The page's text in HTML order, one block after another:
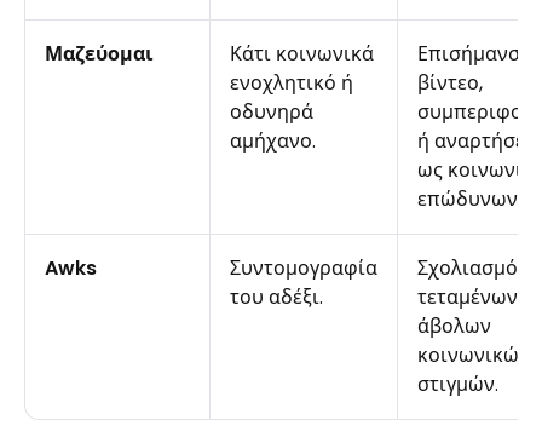
Μαζεύομαι
Κάτι κοινωνικά
ενοχλητικό ή
οδυνηρά
αμήχανο.
Επισήμανση
βίντεο,
ή
ως
επώδυνων.
Awks
Συντομογραφία
του αδέξι.
Σχολιασμός
τεταμένων ή
άβολων
κοινωνικών
στιγμών.